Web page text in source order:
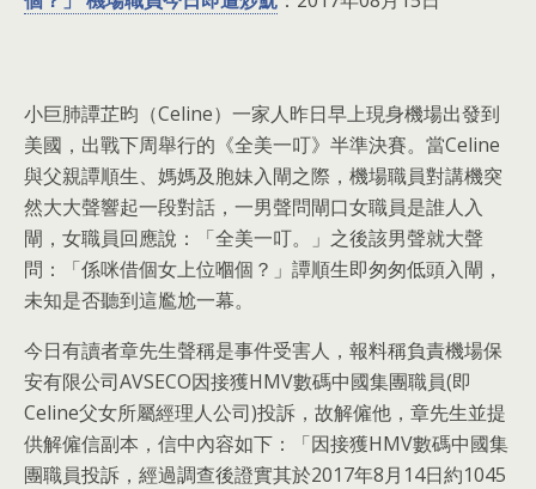
小巨肺譚芷昀（Celine）一家人昨日早上現身機場出發到
美國，出戰下周舉行的《全美一叮》半準決賽。當Celine
與父親譚順生、媽媽及胞妹入閘之際，機場職員對講機突
然大大聲響起一段對話，一男聲問閘口女職員是誰人入
閘，女職員回應說：「全美一叮。」之後該男聲就大聲
問：「係咪借個女上位嗰個？」譚順生即匆匆低頭入閘，
未知是否聽到這尷尬一幕。
今日有讀者章先生聲稱是事件受害人，報料稱負責機場保
安有限公司AVSECO因接獲HMV數碼中國集團職員(即
Celine父女所屬經理人公司)投訴，故解僱他，章先生並提
供解僱信副本，信中內容如下：「因接獲HMV數碼中國集
團職員投訴，經過調查後證實其於2017年8月14日約1045